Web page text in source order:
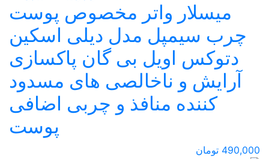
میسلار واتر مخصوص پوست
چرب سیمپل مدل دیلی اسکین
دتوکس اویل بی گان پاکسازی
آرایش و ناخالصی های مسدود
کننده منافذ و چربی اضافی
پوست
490,000 تومان